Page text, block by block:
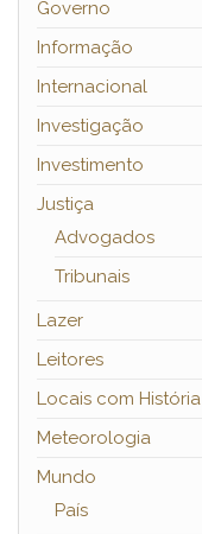
Governo
Informação
Internacional
Investigação
Investimento
Justiça
Advogados
Tribunais
Lazer
Leitores
Locais com História
Meteorologia
Mundo
País